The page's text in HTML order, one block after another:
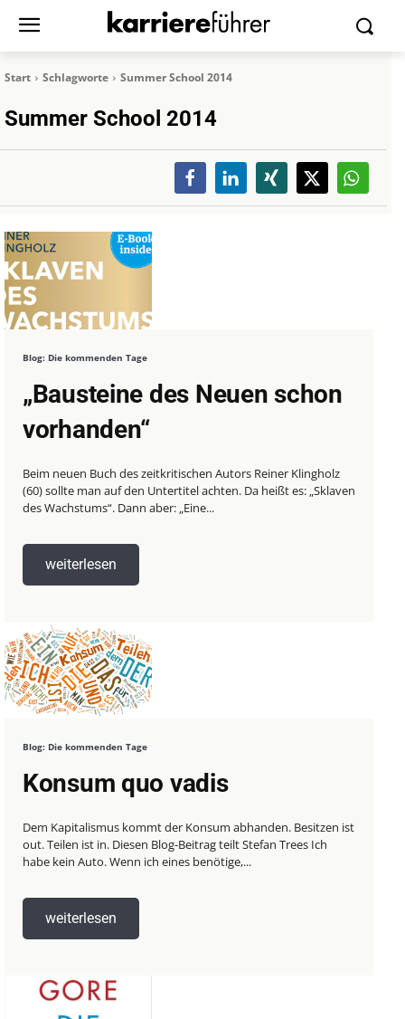
Start Schlagworte Summer School 2014
Summer School 2014
Blog: Die kommenden Tage
„Bausteine des Neuen schon
vorhanden“
Beim neuen Buch des zeitkritischen Autors Reiner Klingholz
(60) sollte man auf den Untertitel achten. Da heißt es: „Sklaven
des Wachstums“. Dann aber: „Eine...
weiterlesen
Blog: Die kommenden Tage
Konsum quo vadis
Dem Kapitalismus kommt der Konsum abhanden. Besitzen ist
out. Teilen ist in. Diesen Blog-Beitrag teilt Stefan Trees Ich
habe kein Auto. Wenn ich eines benötige,...
weiterlesen